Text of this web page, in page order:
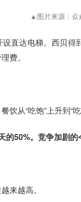
▲图片来源：众
直达电梯。西贝
费。
从“吃饱”上升到“吃
50%。竞争加剧
来越高。